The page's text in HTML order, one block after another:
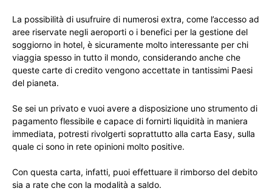
La possibilità di usufruire di numerosi extra, come l’accesso ad
aree riservate negli aeroporti o i benefici per la gestione del
soggiorno in hotel, è sicuramente molto interessante per chi
viaggia spesso in tutto il mondo, considerando anche che
queste carte di credito vengono accettate in tantissimi Paesi
del pianeta.
Se sei un privato e vuoi avere a disposizione uno strumento di
pagamento flessibile e capace di fornirti liquidità in maniera
immediata, potresti rivolgerti soprattutto alla carta Easy, sulla
quale ci sono in rete opinioni molto positive.
Con questa carta, infatti, puoi effettuare il rimborso del debito
sia a rate che con la modalità a saldo.